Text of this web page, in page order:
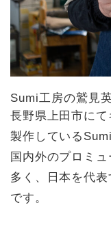
Sumi工房の鷲見
長野県上田市に
製作している
国内外のプロミ
多く、日本を代
です。